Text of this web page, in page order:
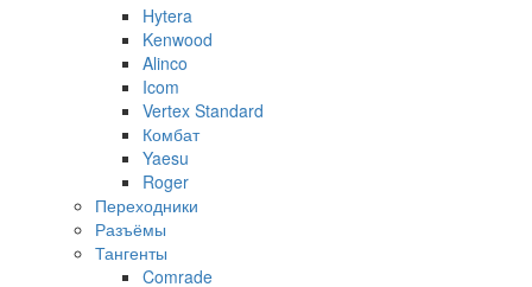
Hytera
Kenwood
Alinco
Icom
Vertex Standard
Комбат
Yaesu
Roger
Переходники
Разъёмы
Тангенты
Comrade